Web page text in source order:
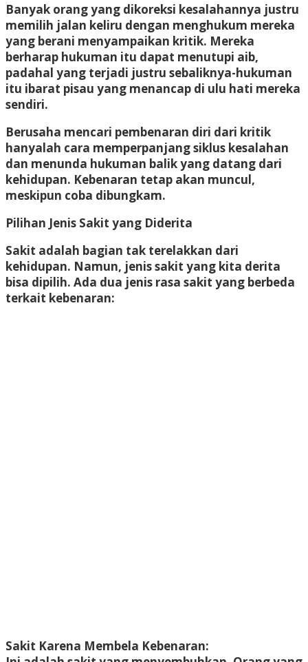
Banyak orang yang dikoreksi kesalahannya justru
memilih jalan keliru dengan menghukum mereka
yang berani menyampaikan kritik. Mereka
berharap hukuman itu dapat menutupi aib,
padahal yang terjadi justru sebaliknya-hukuman
itu ibarat pisau yang menancap di ulu hati mereka
sendiri.
Berusaha mencari pembenaran diri dari kritik
hanyalah cara memperpanjang siklus kesalahan
dan menunda hukuman balik yang datang dari
kehidupan. Kebenaran tetap akan muncul,
meskipun coba dibungkam.
Pilihan Jenis Sakit yang Diderita
Sakit adalah bagian tak terelakkan dari
kehidupan. Namun, jenis sakit yang kita derita
bisa dipilih. Ada dua jenis rasa sakit yang berbeda
terkait kebenaran:
Sakit Karena Membela Kebenaran: